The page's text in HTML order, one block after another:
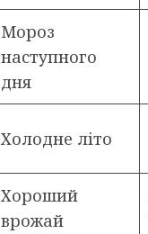
Мороз
наступного
дня
Холодне літо
Хороший
врожай